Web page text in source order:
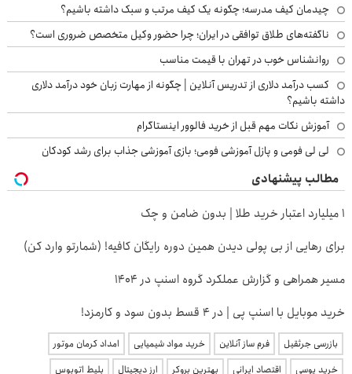
چیدمان کیف مدرسه؛ چگونه یک کیف مرتب و سبک داشته باشیم؟
ناگفته‌های طلاق توافقی در ایران؛ چرا حضور وکیل متخصص ضروری است؟
روانشناس خوب در تهران با قیمت مناسب
کسب درآمد دلاری از تدریس آنلاین | چگونه از مهارت زبان خود درآمد دلاری
داشته باشیم؟
آموزش نکات مهم قبل از خرید فالوور اینستاگرام
لی لی فومی و پازل آموزشی فومی؛ بازی آموزشی جذاب برای رشد کودکان
مطالب پیشنهادی
۱ میلیارد اعتبار خرید طلا | بدون ضامن و چک
برای رهایی از بی پولی دیدن همین دوره رایگان کافیه! (شمارتو وارد کن)
مسیر همراهی و گزارش عملکرد گروه اسنپ در ۱۴۰۴
خرید موبایل با اسنپ پی | در ۴ قسط بدون سود و کارمزد!
بازرسی جرثقیل فرم ساز آنلاین خرید مواد شیمیایی
امداد کرمان موتور
خرید یوسی
اقتصاد ایرانی بهترین بروکر ارز دیجیتال بلیط اتوبوس